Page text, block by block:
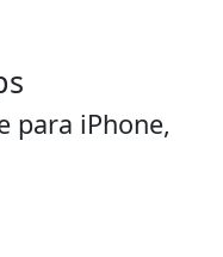
para iPhone,